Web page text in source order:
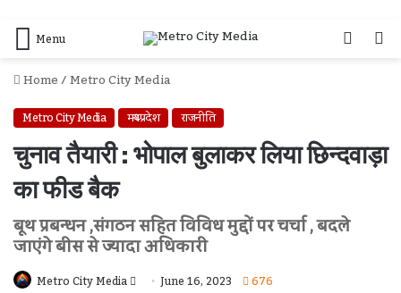
Menu
Log
Home/Metro City Media
Metro City Media मध्यप्रदेश राजनीति
चुनाव तैयारी : भोपाल बुलाकर लिया छिन्दवाड़ा
का फीड बैक
बूथ प्रबन्धन ,संगठन सहित विविध मुद्दों पर चर्चा , बदले
जाएंगे बीस से ज्यादा अधिकारी
Metro City Media
SendJune 16, 2023 676